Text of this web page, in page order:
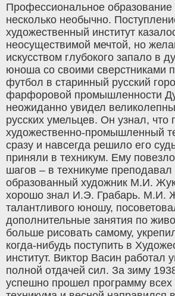
Профессиональное образование
несколько необычно.
художественный институт
неосуществимой мечтой, но
искусством глубокого запало в
юноша со своими сверстниками
футбол в старинный русский
фарфоровой промышленности
неожиданно увидел
русских умельцев. Он узнал, что
художественно-промышленный
сразу и навсегда решило его
приняли в техникум. Ему
шагов – в техникуме
образованный художник М.И.
хорошо знал И.Э. Грабарь. М.И.
талантливого юношу,
дополнительные занятия по
больше рисовать самому,
когда-нибудь поступить в
институт. Виктор Васин работал
полной отдачей сил. За зиму
успешно прошел программу всех